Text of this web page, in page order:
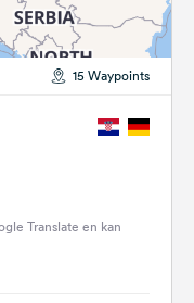
15 Waypoints
Translate en kan